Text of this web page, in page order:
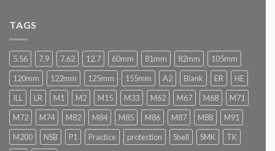
2026
u
postupku
„JAVNOG
NADMETANJA
–
LICITACIJA“
Za
prodaju
službenog
motornog
TAGS
5.56 7.9 7.62 12.7 60mm 81mm 82mm
105mm
120mm
122mm 125mm 155mm A2 Blank ER
HE
ILL
LR M1 M2 M15 M33 M62 M67 M68
M71
M72
M74 M82 M84 M85 M86 M87 M88
M91
M200
NSB P1 Practice protection Shell SMK
TK